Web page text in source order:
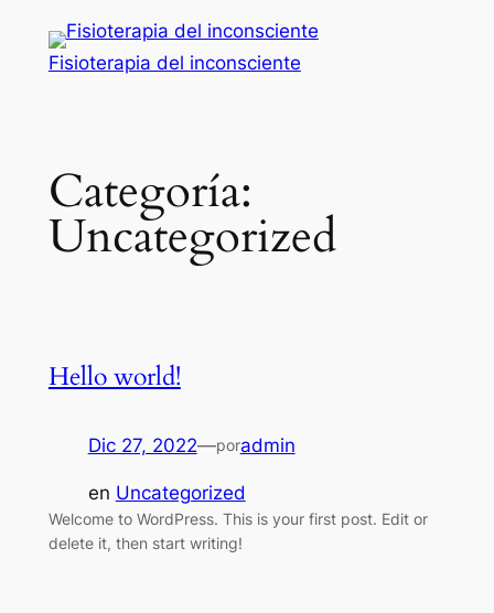
Fisioterapia del inconsciente
Categoría:
Uncategorized
Hello world!
Dic 27, 2022—poradmin
en Uncategorized
Welcome to WordPress. This is your first post. Edit or
delete it, then start writing!